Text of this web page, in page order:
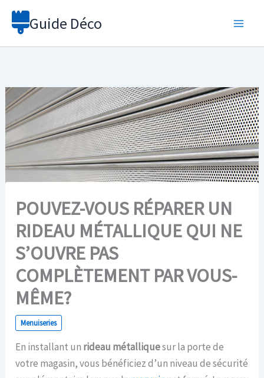
Aller
Guide Déco
POUVEZ-VOUS RÉPARER UN
RIDEAU MÉTALLIQUE QUI NE
S’OUVRE PAS
COMPLÈTEMENT PAR VOUS-
MÊME?
Menuiseries
En installant un rideau métalliquesur la porte de
votre magasin, vous bénéficiez d’un niveau de sécurité